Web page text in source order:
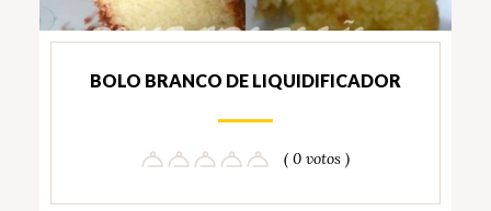
BOLO BRANCO DE LIQUIDIFICADOR
( 0 votos )